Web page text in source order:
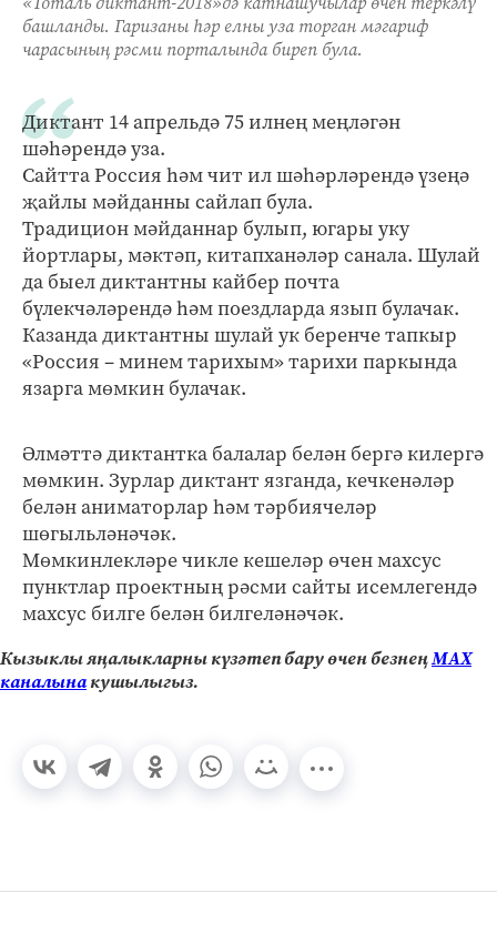
башланды. Гаризаны һәр елны уза торган мәгариф
чарасының рәсми порталында биреп була.
Диктант 14 апрельдә 75 илнең меңләгән
шәһәрендә уза.
Сайтта Россия һәм чит ил шәһәрләрендә үзеңә
җайлы мәйданны сайлап була.
Традицион мәйданнар булып, югары уку
йортлары, мәктәп, китапханәләр санала. Шулай
да быел диктантны кайбер почта
бүлекчәләрендә һәм поездларда язып булачак.
Казанда диктантны шулай ук беренче тапкыр
«Россия – минем тарихым» тарихи паркында
язарга мөмкин булачак.
Әлмәттә диктантка балалар белән бергә килергә
мөмкин. Зурлар диктант язганда, кечкенәләр
белән аниматорлар һәм тәрбиячеләр
шөгыльләнәчәк.
Мөмкинлекләре чикле кешеләр өчен махсус
пунктлар проектның рәсми сайты исемлегендә
махсус билге белән билгеләнәчәк.
Кызыклы яңалыкларны күзәтеп бару өчен безнеңМАХ
каналынакушылыгыз.